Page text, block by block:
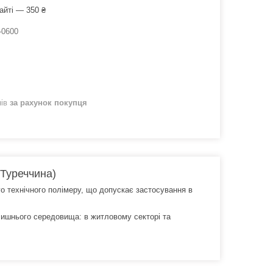
— 350 ₴
за рахунок покупця
полімеру, що допускає застосування в
середовища: в житловому секторі та